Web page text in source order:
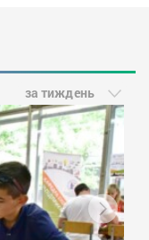
за тиждень